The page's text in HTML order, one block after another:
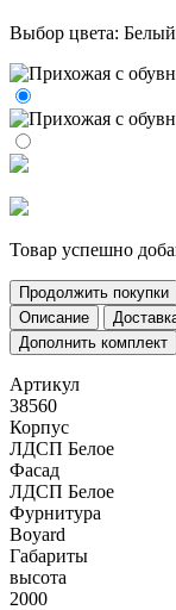
Выбор цвета: Белый
Товар успешно
Продолжить покупки
Описание
Дополнить комплект
Артикул
38560
Корпус
ЛДСП Белое
Фасад
ЛДСП Белое
Фурнитура
Boyard
Габариты
высота
2000